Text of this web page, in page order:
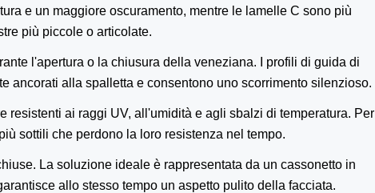
e un maggiore oscuramento, mentre le lamelle C sono più
più piccole o articolate.
l'apertura o la chiusura della veneziana. I profili di guida di
ancorati alla spalletta e consentono uno scorrimento silenzioso.
resistenti ai raggi UV, all'umidità e agli sbalzi di temperatura. Per
sottili che perdono la loro resistenza nel tempo.
La soluzione ideale è rappresentata da un cassonetto in
allo stesso tempo un aspetto pulito della facciata.